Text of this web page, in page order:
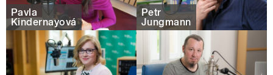
Pavla
Kindernayová
Petr
Jungmann